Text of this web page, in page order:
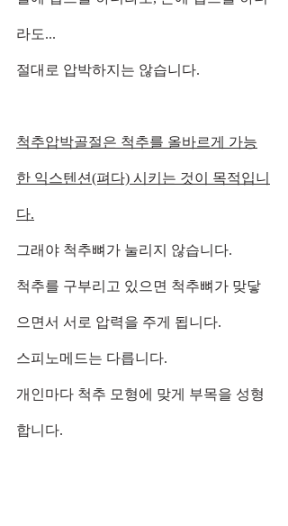
라도...
절대로 압박하지는 않습니다.
척추압박골절은 척추를 올바르게 가능
한 익스텐션(펴다) 시키는 것이 목적입니
다.
그래야 척추뼈가 눌리지 않습니다.
척추를 구부리고 있으면 척추뼈가 맞닿
으면서 서로 압력을 주게 됩니다.
스피노메드는 다릅니다.
개인마다 척추 모형에 맞게 부목을 성형
합니다.